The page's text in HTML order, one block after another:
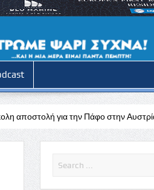
Πάφο στην Αυστρία απέναντι στη